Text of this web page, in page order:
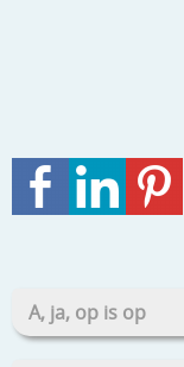
Template,
A, ja, op is op